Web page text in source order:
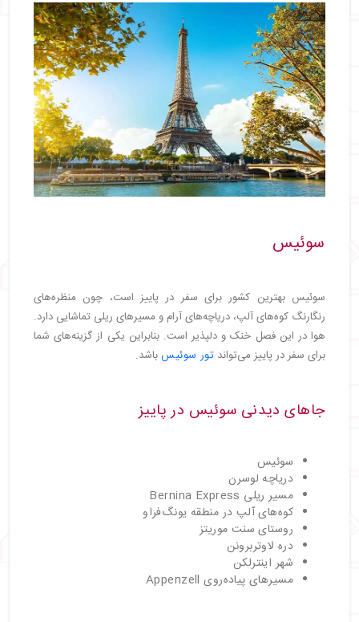
・گرجستان
・جاهای دیدنی پاییزی گرجستان
・فستیوال‌های پاییزی گرجستان 2025
・ارمنستان
・جاهای دیدنی پاییزی ارمنستان
・فستیوال‌های پاییزی ارمنستان 2025
・کشورهای آفریقایی برای سفر در پاییز
・مراکش
・جاهای دیدنی پاییزی مراکش
・فستیوال‌های پاییزی مراکش 2025
・
・فستیوال‌های پاییزی آفریقای جنوبی 2025
・ جاهای دیدنی پاییزی مصر
・ فستیوال‌های پاییزی مصر 2025
・کنیا
・جاهای دیدنی پاییزی کنیا
・جاهای دیدنی پاییزی تانزانیا
نامیبیا
・ جاهای دیدنی پاییزی نامیبیا
・ فستیوال‌های پاییزی نامیبیا 2025
・بوتسوانا
・ جاهای دیدنی پاییزی بوتسوانا
・ فستیوال‌های پاییزی بوتسوانا 2025
رواندا
جاهای دیدنی پاییزی رواندا
سوئیس
سوئیس بهترین کشور برای سفر در پاییز است، چون منظره‌های
رنگارنگ کوه‌های آلپ، دریاچه‌های آرام و مسیرهای ریلی تماشایی دارد.
هوا در این فصل خنک و دلپذیر است. بنابراین یکی از گزینه‌های شما
برای سفر در پاییز می‌تواند تور سوئیسباشد.
جاهای دیدنی سوئیس در پاییز
سوئیس
دریاچه لوسرن
مسیر ریلی Bernina Express
کوه‌های آلپ در منطقه یونگ‌فراو
روستای سنت موریتز
دره لاوتربرونن
شهر اینترلکن
مسیرهای پیاده‌روی Appenzell